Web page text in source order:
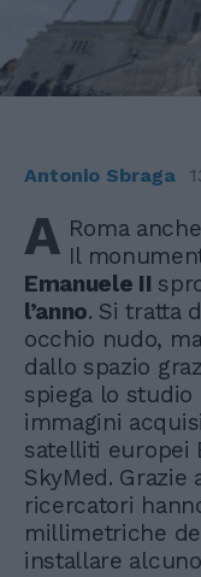
Antonio Sbraga
A Roma
Il
Emanuele II
l’anno. Si tratta
occhio nudo,
dallo spazio
spiega lo
immagini
satelliti europei
SkyMed. Grazie
ricercatori
millimetriche
installare